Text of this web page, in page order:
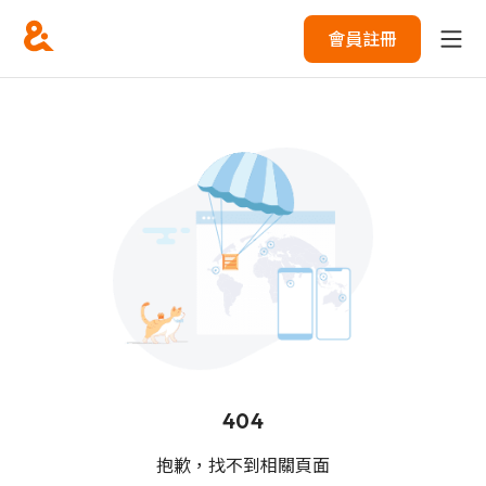
會員註冊
404
抱歉，找不到相關頁面